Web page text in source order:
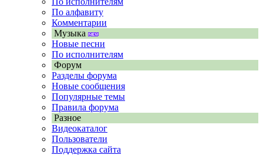
По алфавиту
Комментарии
Музыка
Новые песни
По исполнителям
Форум
Разделы форума
Новые сообщения
Популярные темы
Правила форума
Разное
Видеокаталог
Пользователи
Поддержка сайта